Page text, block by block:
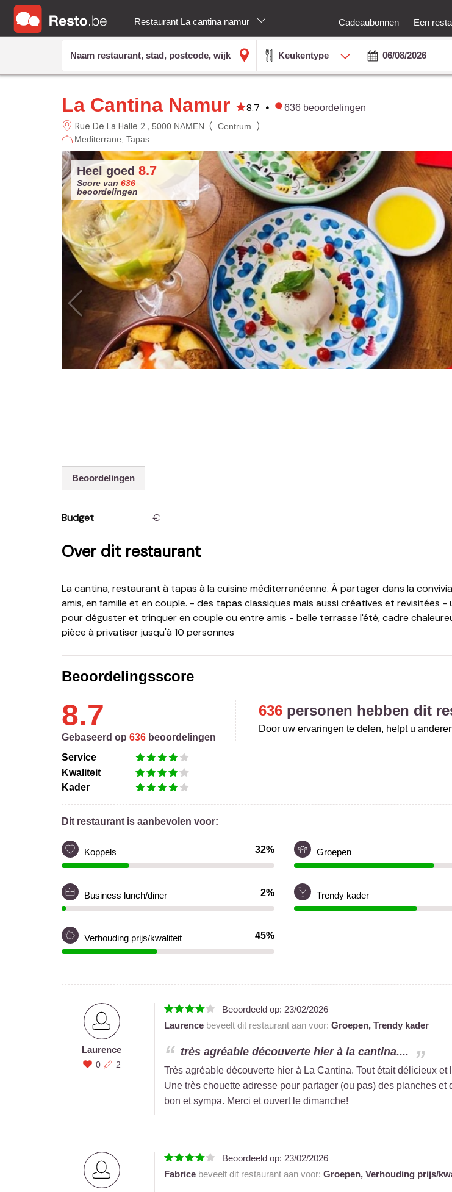
Restaurant La cantina namur Cadeaubonnen Een
Keukentype
La Cantina Namur 8.7 • 636 beoordelingen
Rue De La Halle 2 5000 NAMEN ( Centrum )
Mediterrane Tapas
Heel goed 8.7
Score van 636
beoordelingen
Beoordelingen
Budget €
Over dit restaurant
La cantina, restaurant à tapas à la cuisine méditerranéenne. À partager dans la convivialité, entre
amis, en famille et en couple. - des tapas classiques mais aussi créatives et revisitées -
pour déguster et trinquer en couple ou entre amis - belle terrasse l'été, cadre
pièce à privatiser jusqu'à 10 personnes
Beoordelingsscore
8.7
Gebaseerd op 636 beoordelingen
Service
Kwaliteit
Kader
636 personen hebben dit
Door uw ervaringen te delen, helpt u
Dit restaurant is aanbevolen voor:
Koppels 32% Groepen
Business lunch/diner 2% Trendy kader
Verhouding prijs/kwaliteit 45%
Laurence
0 2
Beoordeeld op: 23/02/2026
Laurencebeveelt dit restaurant aan voor: Groepen, Trendy kader
très agréable découverte hier à la cantina....
Très agréable découverte hier à La Cantina. Tout était délicieux et
Une très chouette adresse pour partager (ou pas) des planches et
bon et sympa. Merci et ouvert le dimanche!
Beoordeeld op: 23/02/2026
Fabricebeveelt dit restaurant aan voor: Groepen, Verhouding prijs/